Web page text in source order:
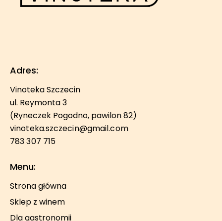
Adres:
Vinoteka Szczecin
ul. Reymonta 3
(Ryneczek Pogodno, pawilon 82)
vinoteka.szczecin@gmail.com
783 307 715
Menu:
Strona główna
Sklep z winem
Dla gastronomii